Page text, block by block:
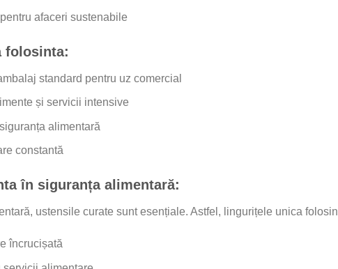
afaceri sustenabile
folosinta:
standard pentru uz comercial
și servicii intensive
alimentară
constantă
în siguranța alimentară:
ustensile curate sunt esențiale. Astfel, lingurițele unica
încrucișată